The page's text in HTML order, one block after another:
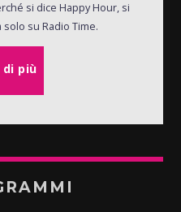
si dice Happy Hour, si
su Radio Time.
di più